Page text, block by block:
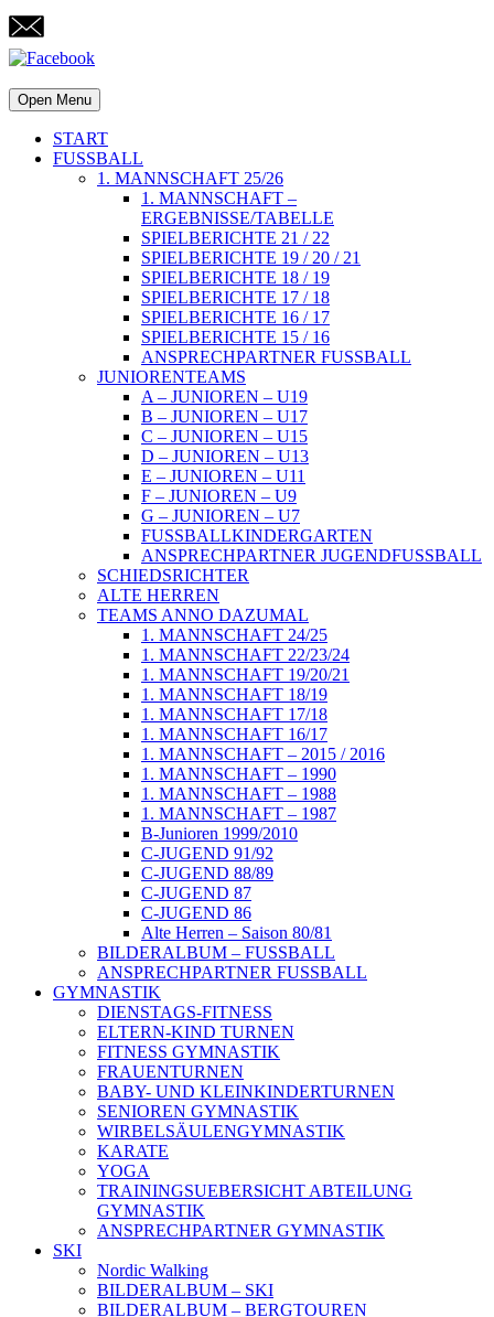
Open Menu
START
FUSSBALL
1. MANNSCHAFT 25/26
1. MANNSCHAFT –
ERGEBNISSE/TABELLE
SPIELBERICHTE 21 / 22
SPIELBERICHTE 19 / 20 / 21
SPIELBERICHTE 18 / 19
SPIELBERICHTE 17 / 18
SPIELBERICHTE 16 / 17
SPIELBERICHTE 15 / 16
ANSPRECHPARTNER FUSSBALL
JUNIORENTEAMS
A – JUNIOREN – U19
B – JUNIOREN – U17
C – JUNIOREN – U15
D – JUNIOREN – U13
E – JUNIOREN – U11
F – JUNIOREN – U9
G – JUNIOREN – U7
FUSSBALLKINDERGARTEN
ANSPRECHPARTNER JUGENDFUSSBALL
SCHIEDSRICHTER
ALTE HERREN
TEAMS ANNO DAZUMAL
1. MANNSCHAFT 24/25
1. MANNSCHAFT 22/23/24
1. MANNSCHAFT 19/20/21
1. MANNSCHAFT 18/19
1. MANNSCHAFT 17/18
1. MANNSCHAFT 16/17
1. MANNSCHAFT – 2015 / 2016
1. MANNSCHAFT – 1990
1. MANNSCHAFT – 1988
1. MANNSCHAFT – 1987
B-Junioren 1999/2010
C-JUGEND 91/92
C-JUGEND 88/89
C-JUGEND 87
C-JUGEND 86
Alte Herren – Saison 80/81
BILDERALBUM – FUSSBALL
ANSPRECHPARTNER FUSSBALL
GYMNASTIK
DIENSTAGS-FITNESS
ELTERN-KIND TURNEN
FITNESS GYMNASTIK
FRAUENTURNEN
BABY- UND KLEINKINDERTURNEN
SENIOREN GYMNASTIK
WIRBELSÄULENGYMNASTIK
KARATE
YOGA
TRAININGSUEBERSICHT ABTEILUNG
GYMNASTIK
ANSPRECHPARTNER GYMNASTIK
SKI
Nordic Walking
BILDERALBUM – SKI
BILDERALBUM – BERGTOUREN